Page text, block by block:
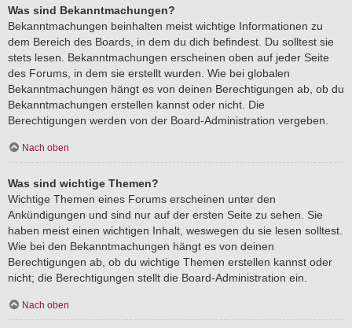
Was sind Bekanntmachungen?
Bekanntmachungen beinhalten meist wichtige Informationen zu
dem Bereich des Boards, in dem du dich befindest. Du solltest sie
stets lesen. Bekanntmachungen erscheinen oben auf jeder Seite
des Forums, in dem sie erstellt wurden. Wie bei globalen
Bekanntmachungen hängt es von deinen Berechtigungen ab, ob du
Bekanntmachungen erstellen kannst oder nicht. Die
Berechtigungen werden von der Board-Administration vergeben.
Nach oben
Was sind wichtige Themen?
Wichtige Themen eines Forums erscheinen unter den
Ankündigungen und sind nur auf der ersten Seite zu sehen. Sie
haben meist einen wichtigen Inhalt, weswegen du sie lesen solltest.
Wie bei den Bekanntmachungen hängt es von deinen
Berechtigungen ab, ob du wichtige Themen erstellen kannst oder
nicht; die Berechtigungen stellt die Board-Administration ein.
Nach oben